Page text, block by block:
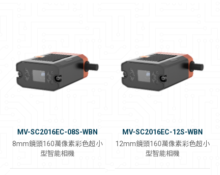
MV-SC2016EC-08S-WBN
8mm鏡頭160萬像素彩色超小
型智能相機
MV-SC2016EC-12S-WBN
12mm鏡頭160萬像素彩色超小
型智能相機